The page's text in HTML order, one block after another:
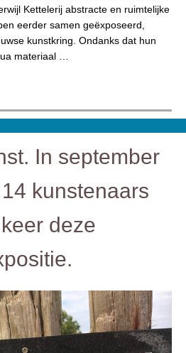
Kettelerij abstracte en ruimtelijke
eerder samen geëxposeerd,
kunstkring. Ondanks dat hun
materiaal …
In september
kunstenaars
deze